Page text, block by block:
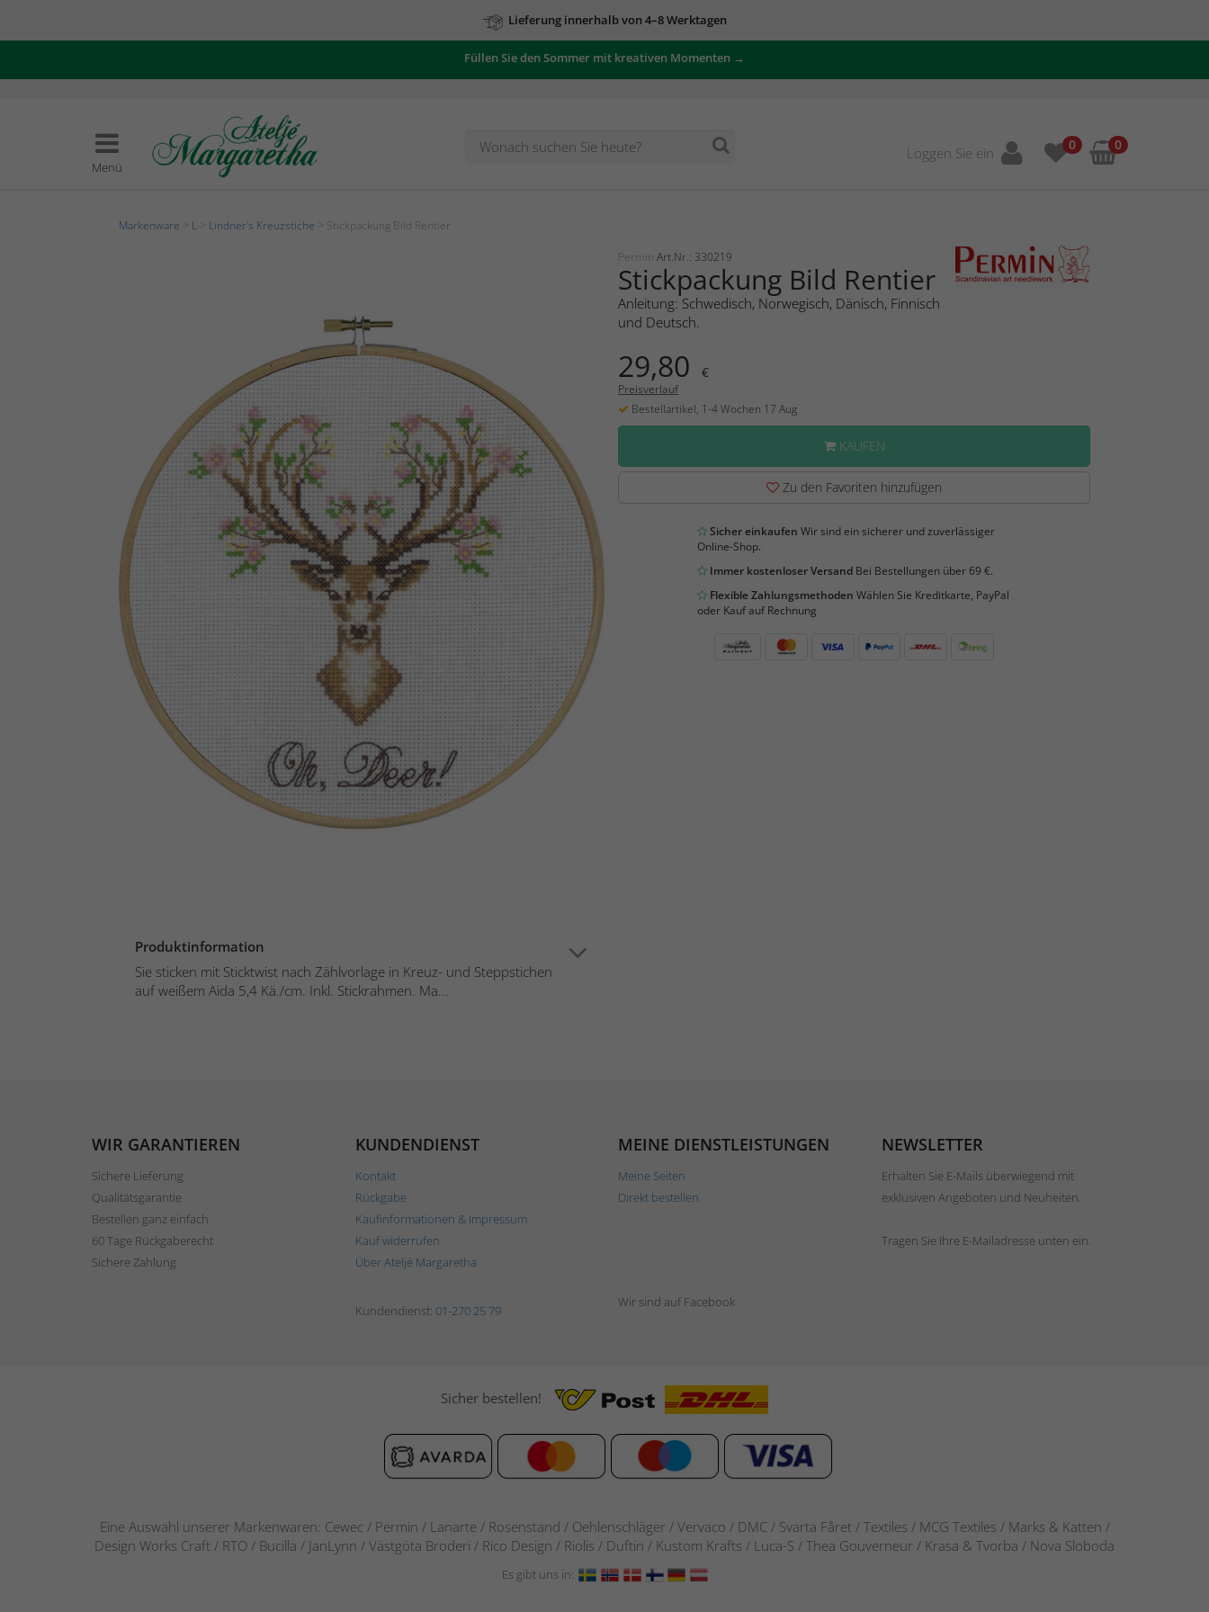
Lieferung innerhalb von 4–8 Werktagen
Füllen Sie den Sommer mit kreativen Momenten →
Menü
Loggen Sie ein 0 0
Markenware L Lindner's Kreuzstiche > Stickpackung Bild Rentier
Produktinformation
Sie sticken mit Sticktwist nach Zählvorlage in Kreuz- und Steppstichen
auf weißem Aida 5,4 Kä./cm. Inkl. Stickrahmen. Ma...
Permin Art.Nr.: 330219
Stickpackung Bild Rentier
Anleitung: Schwedisch, Norwegisch, Dänisch, Finnisch
und Deutsch.
29,80 €
Preisverlauf
Bestellartikel, 1-4 Wochen 17 Aug
KAUFEN
Zu den Favoriten hinzufügen
Sicher einkaufen Wir sind ein sicherer und zuverlässiger
Online-Shop.
Immer kostenloser VersandBei Bestellungen über 69 €.
Flexible Zahlungsmethoden Wählen Sie Kreditkarte, PayPal
oder Kauf auf Rechnung
WIR GARANTIEREN
Sichere Lieferung
Qualitätsgarantie
Bestellen ganz einfach
60 Tage Rückgaberecht
Sichere Zahlung
KUNDENDIENST
Kontakt
Rückgabe
Kaufinformationen & Impressum
Kauf widerrufen
Über Ateljé Margaretha
MEINE DIENSTLEISTUNGEN
Meine Seiten
Direkt bestellen
NEWSLETTER
Erhalten Sie E-Mails überwiegend mit
exklusiven Angeboten und Neuheiten.
Tragen Sie Ihre E-Mailadresse unten ein.
Kundendienst: 01-270 25 79
Wir sind auf Facebook
Sicher bestellen!
Eine Auswahl unserer Markenwaren: Cewec / Permin / Lanarte / Rosenstand / Oehlenschläger / Vervaco / DMC / Svarta Fåret / Textiles / MCG Textiles / Marks & Katten /
Design Works Craft / RTO / Bucilla / JanLynn / Västgöta Broderi / Rico Design / Riolis / Duftin / Kustom Krafts / Luca-S / Thea Gouverneur / Krasa & Tvorba / Nova Sloboda
Es gibt uns in: